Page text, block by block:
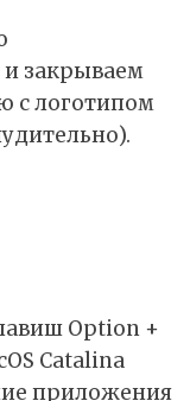
закрываем
с логотипом
Option +
Catalina
приложения